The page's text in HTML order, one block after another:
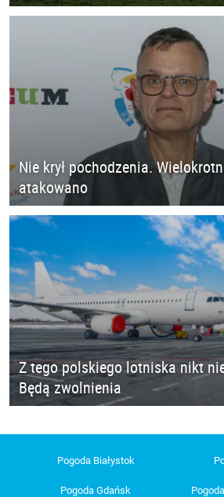
Nie krył pochodzenia.
atakowano
Z tego polskiego lotniska nikt
Będą zwolnienia
Pogoda Białystok
Pogoda Gdańsk